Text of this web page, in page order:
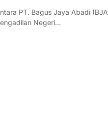
PT. Bagus Jaya Abadi
Negeri…